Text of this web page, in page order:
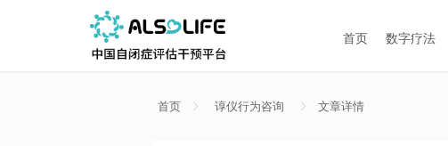
首页 数字疗法
首页 谆仪行为咨询 文章详情